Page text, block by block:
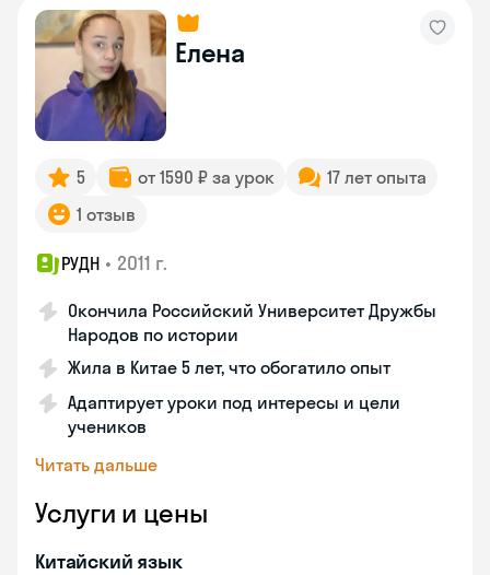
Елена
5 от 1590 ₽ за урок
17 лет опыта
1 отзыв
РУДН • 2011 г.
Окончила Российский Университет Дружбы
Народов по истории
Жила в Китае 5 лет, что обогатило опыт
Адаптирует уроки под интересы и цели
учеников
Читать дальше
Услуги и цены
Китайский язык